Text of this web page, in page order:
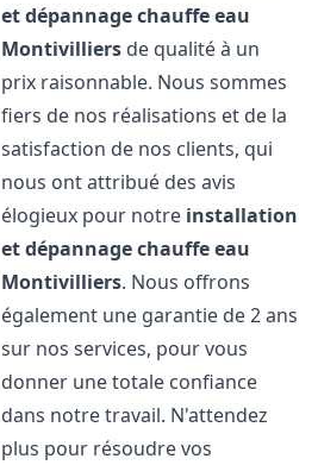
et dépannage chauffe eau
Montivilliers de qualité à un
prix raisonnable. Nous sommes
fiers de nos réalisations et de la
satisfaction de nos clients, qui
nous ont attribué des avis
élogieux pour notre installation
et dépannage chauffe eau
Montivilliers. Nous offrons
également une garantie de 2 ans
sur nos services, pour vous
donner une totale confiance
dans notre travail. N'attendez
plus pour résoudre vos